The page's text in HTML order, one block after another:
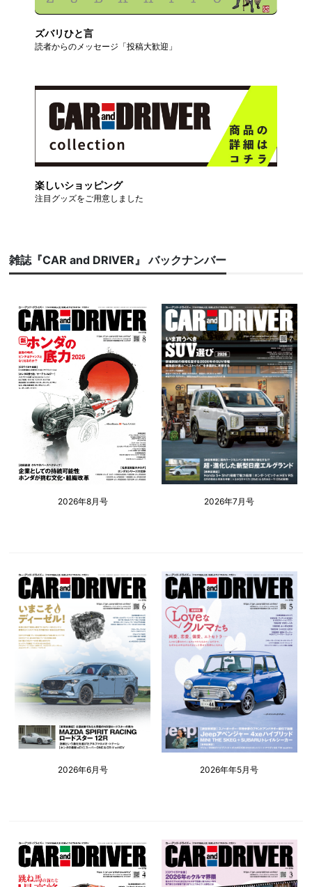
ズバリひと言
読者からのメッセージ「投稿大歓迎」
楽しいショッピング
注目グッズをご用意しました
雑誌『CAR and DRIVER』 バックナンバー
2026年8月号 2026年7月号
2026年6月号 2026年年5月号